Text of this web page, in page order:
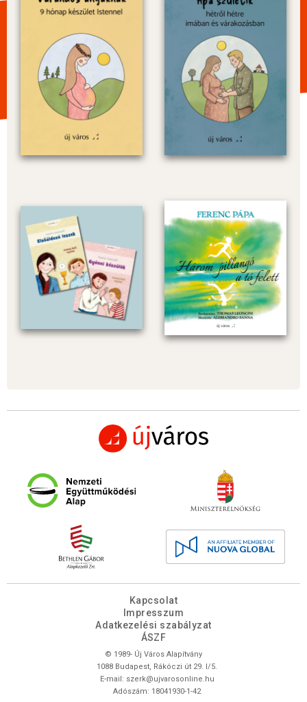
Kapcsolat
Impresszum
Adatkezelési szabályzat
ÁSZF
© 1989- Új Város Alapítvány
1088 Budapest, Rákóczi út 29. I/5.
E-mail: szerk@ujvarosonline.hu
Adószám: 18041930-1-42